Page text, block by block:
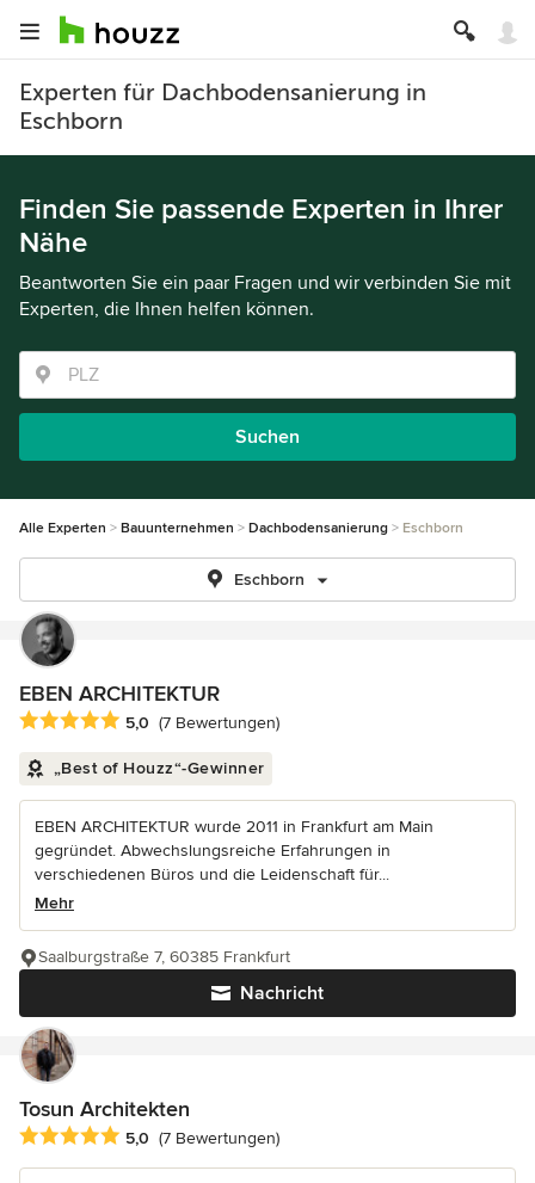
Experten für Dachbodensanierung in
Eschborn
Finden Sie passende Experten in Ihrer
Nähe
Beantworten Sie ein paar Fragen und wir verbinden Sie mit
Experten, die Ihnen helfen können.
Suchen
Alle Experten Bauunternehmen Dachbodensanierung Eschborn
Eschborn
EBEN ARCHITEKTUR
Durchschnittliche Bewertung: 5 von 5 Sternen
5,0 (7 Bewertungen)
„Best of Houzz“-Gewinner
EBEN ARCHITEKTUR wurde 2011 in Frankfurt am Main
gegründet. Abwechslungsreiche Erfahrungen in
verschiedenen Büros und die Leidenschaft für...
Mehr
Nachricht
Saalburgstraße 7, 60385 Frankfurt
Tosun Architekten
Durchschnittliche Bewertung: 5 von 5 Sternen
5,0 (7 Bewertungen)